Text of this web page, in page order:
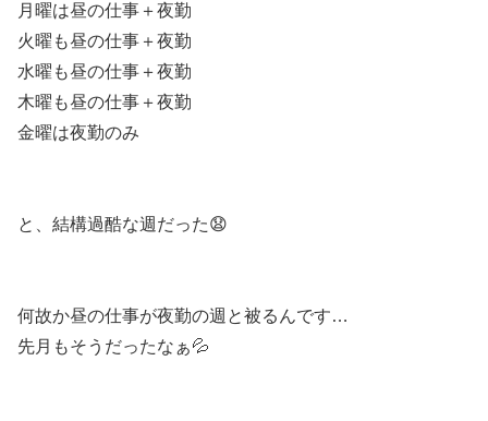
月曜は昼の仕事＋夜勤
火曜も昼の仕事＋夜勤
水曜も昼の仕事＋夜勤
木曜も昼の仕事＋夜勤
金曜は夜勤のみ
と、結構過酷な週だった😧
何故か昼の仕事が夜勤の週と被るんです…
先月もそうだったなぁ💦